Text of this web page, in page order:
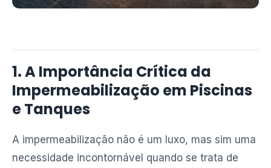
1. A Importância Crítica da
Impermeabilização em Piscinas
e Tanques
A impermeabilização não é um luxo, mas sim uma
necessidade incontornável quando se trata de